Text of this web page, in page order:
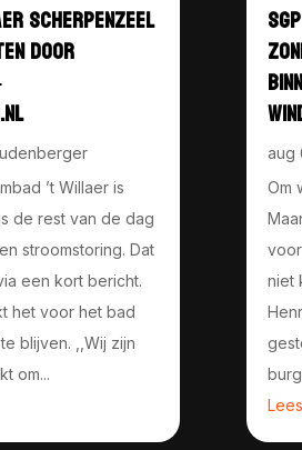
SCHERPENZEEL
DOOR
’t Willaer is
de rest van de dag
stroomstoring. Dat
een kort bericht.
het voor het bad
blijven. ,,Wij zijn
om...
aug
Om
niet